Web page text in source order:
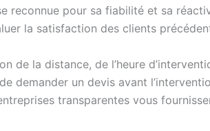
reconnue pour sa fiabilité et sa
la satisfaction des clients
de la distance, de l’heure
demander un devis avant
transparentes vous